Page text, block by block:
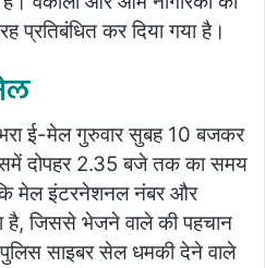
प्रतिबंधित कर दिया गया है।
ई-मेल गुरुवार सुबह 10 बजकर
दोपहर 2.35 बजे तक का समय
कि मेल इंटरनेशनल नंबर और
है, जिससे भेजने वाले की पहचान
साइबर सेल धमकी देने वाले